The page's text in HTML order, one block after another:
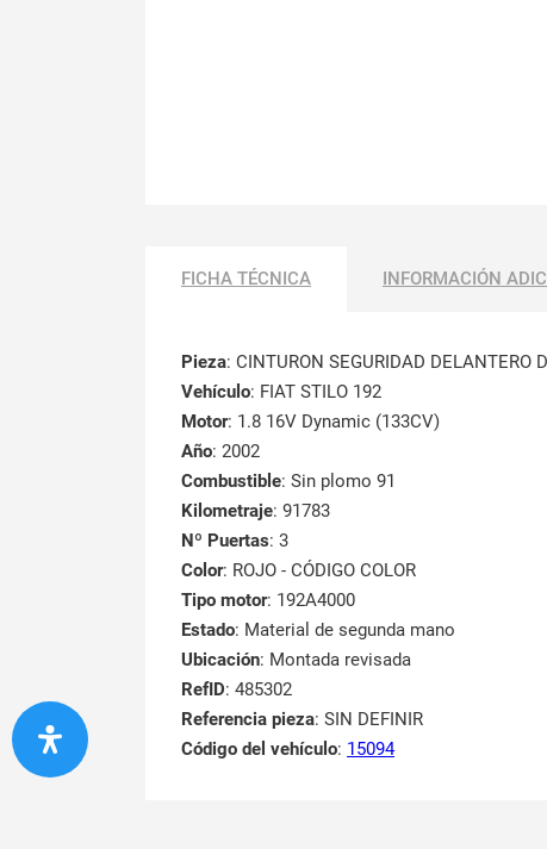
FICHA TÉCNICA INFORMACIÓN
Pieza: CINTURON SEGURIDAD DELANTERO
Vehículo: FIAT STILO 192
Motor: 1.8 16V Dynamic (133CV)
Año: 2002
Combustible: Sin plomo 91
Kilometraje: 91783
Nº Puertas: 3
Color: ROJO - CÓDIGO COLOR
Tipo motor: 192A4000
Estado: Material de segunda mano
Ubicación: Montada revisada
RefID: 485302
Referencia pieza: SIN DEFINIR
Código del vehículo: 15094